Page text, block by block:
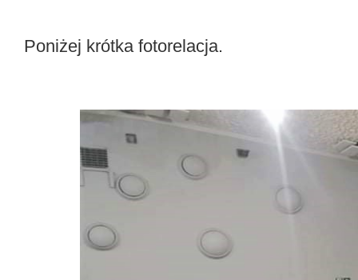
Poniżej krótka fotorelacja.